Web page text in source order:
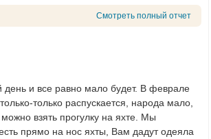
Смотреть полный отчет
день и все равно мало будет. В феврале
только распускается, народа мало,
взять прогулку на яхте. Мы
прямо на нос яхты, Вам дадут одеяла